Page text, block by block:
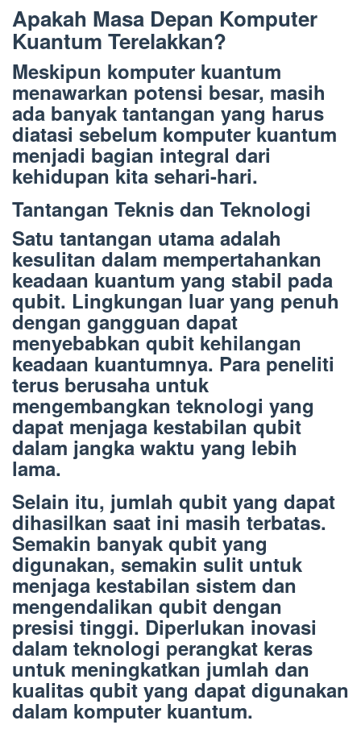
Apakah Masa Depan Komputer
Kuantum Terelakkan?
Meskipun komputer kuantum
menawarkan potensi besar, masih
ada banyak tantangan yang harus
diatasi sebelum komputer kuantum
menjadi bagian integral dari
kehidupan kita sehari-hari.
Tantangan Teknis dan Teknologi
Satu tantangan utama adalah
kesulitan dalam mempertahankan
keadaan kuantum yang stabil pada
qubit. Lingkungan luar yang penuh
dengan gangguan dapat
menyebabkan qubit kehilangan
keadaan kuantumnya. Para peneliti
terus berusaha untuk
mengembangkan teknologi yang
dapat menjaga kestabilan qubit
dalam jangka waktu yang lebih
lama.
Selain itu, jumlah qubit yang dapat
dihasilkan saat ini masih terbatas.
Semakin banyak qubit yang
digunakan, semakin sulit untuk
menjaga kestabilan sistem dan
mengendalikan qubit dengan
presisi tinggi. Diperlukan inovasi
dalam teknologi perangkat keras
untuk meningkatkan jumlah dan
kualitas qubit yang dapat digunakan
dalam komputer kuantum.